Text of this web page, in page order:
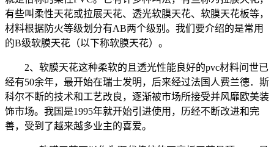
有些叫柔性天花或拉展天花、透光软膜天花、软膜天花板等，
材料根据防火等级划分有AB两个级别。我们要介绍的是常用
的B级软膜天花（以下称软膜天花）。
2、软膜天花这种柔软的且透光性能良好的pvc材料问世已
经有50余年，最开始在瑞士发明，后来经过法国人费兰德．斯
科尔不断的技术和工艺改良，逐渐被市场所接受并风靡欧美装
饰市场。我国是1995年就开始引进使用，历经不断改进和完
善，受到了越来越多业主的喜爱。